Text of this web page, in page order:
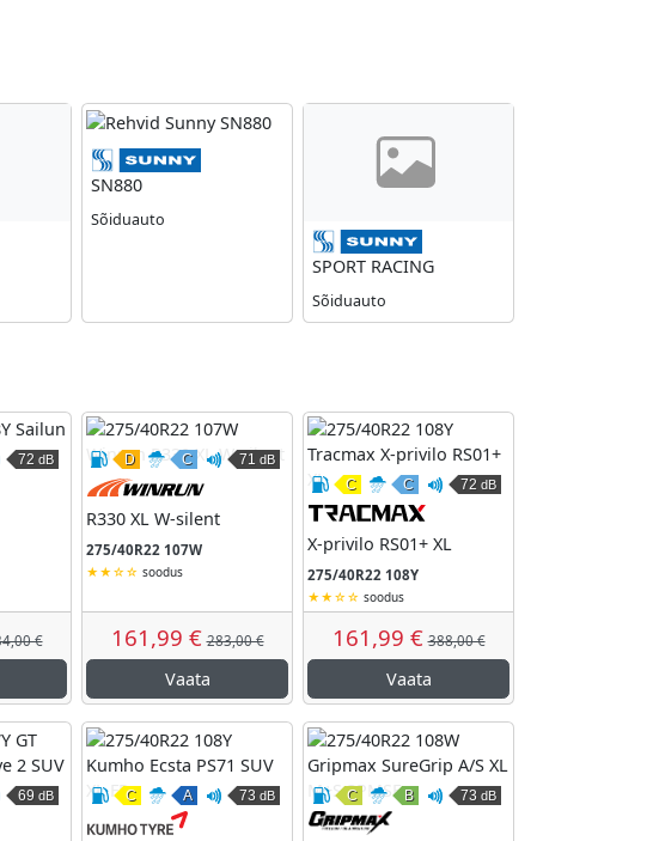
SN880
Sõiduauto
SPORT RACING
Sõiduauto
Väline veeremismüra
72 dB
Sailun
€
Kütusesäästlikkus
D
Märghaardumine
C
Väline veeremismüra
71 dB
Winrun
R330 XL W-silent
275/40R22 107W
soodus
161,99 € 283,00 €
Vaata
Kütusesäästlikkus
C
Märghaardumine
C
Väline veeremismüra
72 dB
X-privilo RS01+ XL
275/40R22 108Y
soodus
161,99 € 388,00 €
Vaata
Väline veeremismüra
69 dB
GT Radial
Kütusesäästlikkus
C
Märghaardumine
A
Väline veeremismüra
73 dB
Kumho
Kütusesäästlikkus
C
Märghaardumine
B
Väline veeremismüra
73 dB